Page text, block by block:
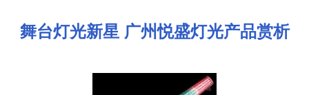
舞台灯光新星 广州悦盛灯光产品赏析